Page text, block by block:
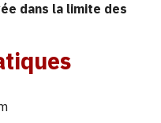
dans la limite des